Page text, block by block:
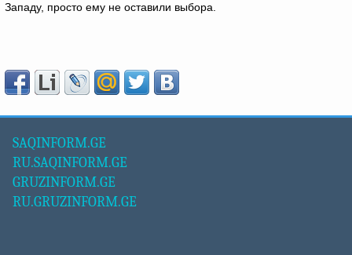
Западу, просто ему не оставили выбора.
SAQINFORM.GE
RU.SAQINFORM.GE
GRUZINFORM.GE
RU.GRUZINFORM.GE